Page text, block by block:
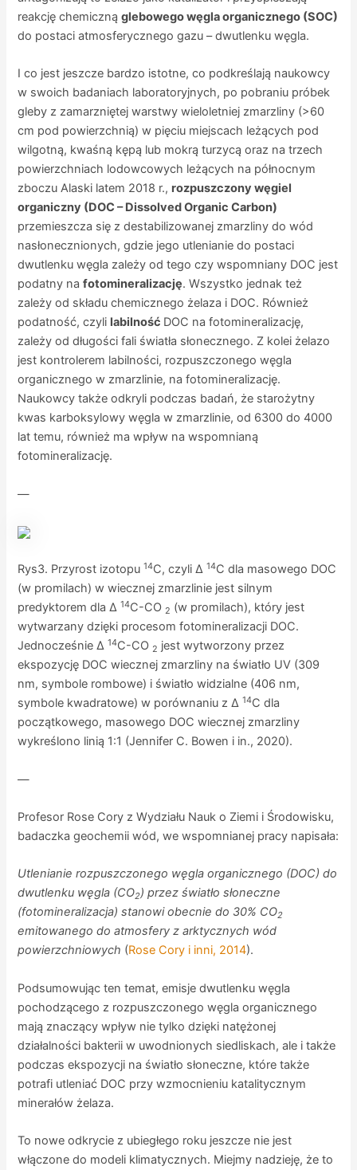
reakcję chemicznąglebowego węgla organicznego (SOC)
do postaci atmosferycznego gazu – dwutlenku węgla.
I co jest jeszcze bardzo istotne, co podkreślają naukowcy
w swoich badaniach laboratoryjnych, po pobraniu próbek
gleby z zamarzniętej warstwy wieloletniej zmarzliny (>60
cm pod powierzchnią) w pięciu miejscach leżących pod
wilgotną, kwaśną kępą lub mokrą turzycą oraz na trzech
powierzchniach lodowcowych leżących na północnym
zboczu Alaski latem 2018 r., rozpuszczony węgiel
organiczny (DOC – Dissolved Organic Carbon)
przemieszcza się z destabilizowanej zmarzliny do wód
nasłonecznionych, gdzie jego utlenianie do postaci
dwutlenku węgla zależy od tego czy wspomniany DOC jest
podatny nafotomineralizację. Wszystko jednak też
zależy od składu chemicznego żelaza i DOC. Również
podatność, czyli labilność DOC na fotomineralizację,
zależy od długości fali światła słonecznego. Z kolei żelazo
jest kontrolerem labilności, rozpuszczonego węgla
organicznego w zmarzlinie, na fotomineralizację.
Naukowcy także odkryli podczas badań, że starożytny
kwas karboksylowy węgla w zmarzlinie, od 6300 do 4000
lat temu, również ma wpływ na wspomnianą
fotomineralizację.
—
Rys3. Przyrost izotopu14C, czyli Δ14C dla masowego DOC
(w promilach) w wiecznej zmarzlinie jest silnym
predyktorem dla Δ14C-CO 2 (w promilach), który jest
wytwarzany dzięki procesom fotomineralizacji DOC.
Jednocześnie Δ14C-CO 2 jest wytworzony przez
ekspozycję DOC wiecznej zmarzliny na światło UV (309
nm, symbole rombowe) i światło widzialne (406 nm,
symbole kwadratowe) w porównaniu z Δ14C dla
początkowego, masowego DOC wiecznej zmarzliny
wykreślono linią 1:1 (Jennifer C. Bowen i in., 2020).
—
Profesor Rose Cory z Wydziału Nauk o Ziemi i Środowisku,
badaczka geochemii wód, we wspomnianej pracy napisała:
Utlenianie rozpuszczonego węgla organicznego (DOC) do
dwutlenku węgla (CO2) przez światło słoneczne
(fotomineralizacja) stanowi obecnie do 30% CO2
emitowanego do atmosfery z arktycznych wód
powierzchniowych (Rose Cory i inni, 2014).
Podsumowując ten temat, emisje dwutlenku węgla
pochodzącego z rozpuszczonego węgla organicznego
mają znaczący wpływ nie tylko dzięki natężonej
działalności bakterii w uwodnionych siedliskach, ale i także
podczas ekspozycji na światło słoneczne, które także
potrafi utleniać DOC przy wzmocnieniu katalitycznym
minerałów żelaza.
To nowe odkrycie z ubiegłego roku jeszcze nie jest
włączone do modeli klimatycznych. Miejmy nadzieję, że to